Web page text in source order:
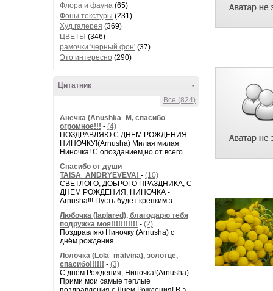
Флора и фауна (65)
Фоны текстуры (231)
Худ.галерея (369)
ЦВЕТЫ (346)
рамочки 'черный фон' (37)
Это интересно (290)
-
Цитатник
Все (824)
Анечка (Anushka_M, спасибо
огромное!!! - (4)
ПОЗДРАВЛЯЮ С ДНЕМ РОЖДЕНИЯ
НИНОЧКУ!(Arnusha) Милая милая
Ниночка! С опозданием,но от всего ...
Спасибо от души
TAISA_ANDRYEVEVA! - (10)
СВЕТЛОГО, ДОБРОГО ПРАЗДНИКА, С
ДНЕМ РОЖДЕНИЯ, НИНОЧКА -
Arnusha!!! Пусть будет крепким з...
Любочка (laplared), благодарю тебя
подружка моя!!!!!!!!!!! - (2)
Поздравляю Ниночку (Arnusha) с
днём рождения ...
Лолочка (Lola_malvina), золотце,
спасибо!!!!!! - (3)
С днём Рождения, Ниночка!(Аrnusha)
Прими мои самые теплые
в
В